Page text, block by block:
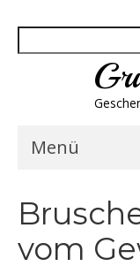
Menü
Grill-Bestseller
vom